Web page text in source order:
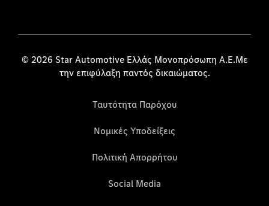
© 2026 Star Automotive Ελλάς Μονοπρόσωπη Α.Ε.Με
την επιφύλαξη παντός δικαιώματος.
Ταυτότητα Παρόχου
Νομικές Υποδείξεις
Πολιτική Απορρήτου
Social Media